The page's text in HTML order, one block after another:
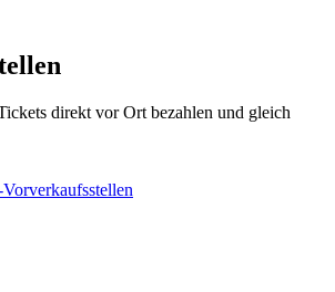
direkt vor Ort bezahlen und gleich